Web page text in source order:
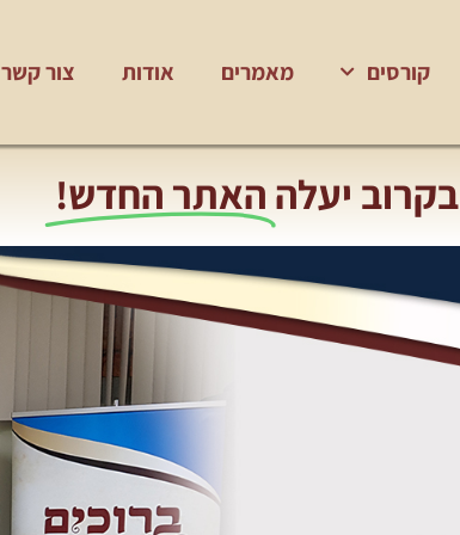
קורסים מאמרים אודות צור קשר
בקרוב יעלה האתר החדש!